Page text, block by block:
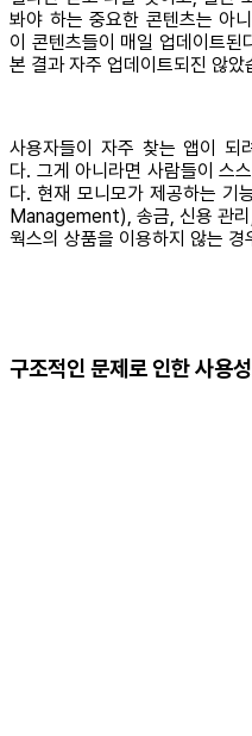
봐야 하는 중요한 콘텐츠는 아
이 콘텐츠들이 매일 업데이트된
본 결과 자주 업데이트되진 않았
사용자들이 자주 찾는 앱이 되
다. 그게 아니라면 사람들이 스
다. 현재 모니모가 제공하는
Management), 송금, 신용 관
웍스의 상품을 이용하지 않는
구조적인 문제로 인한 사용